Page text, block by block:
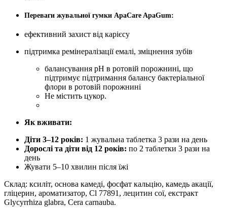
Переваги жувальної гумки ApaCare ApaGum:
ефективний захист від карієсу
підтримка ремінералізації емалі, зміцнення зубів
балансування рН в ротовій порожнині, що
підтримує підтримання балансу бактеріальної
флори в ротовій порожнині
Не містить цукор.
Як вживати:
Діти 3–12 років: 1 жувальна таблетка 3 рази на день
Дорослі та діти від 12 років: по 2 таблетки 3 рази на
день
Жувати 5–10 хвилин після їжі
Склад: ксиліт, основа камеді, фосфат кальцію, камедь акації,
гліцерин, ароматизатор, Cl 77891, лецитин сої, екстракт
Glycyrrhiza glabra, Cera carnauba.